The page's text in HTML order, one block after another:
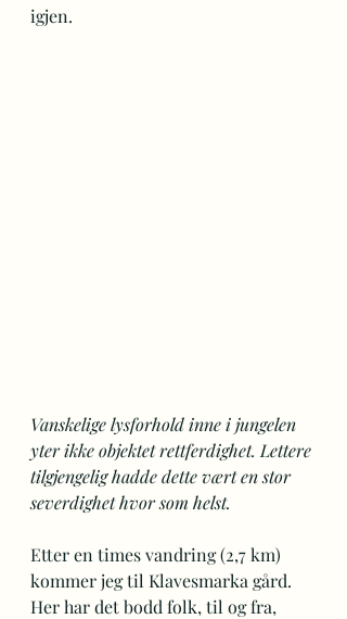
igjen.
Vanskelige lysforhold inne i jungelen
yter ikke objektet rettferdighet. Lettere
tilgjengelig hadde dette vært en stor
severdighet hvor som helst.
Etter en times vandring (2,7 km)
kommer jeg til Klavesmarka gård.
Her har det bodd folk, til og fra,